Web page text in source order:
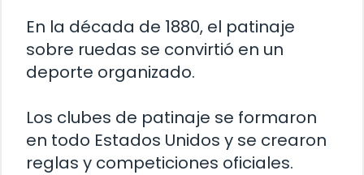
En la década de 1880, el patinaje
sobre ruedas se convirtió en un
deporte organizado.
Los clubes de patinaje se formaron
en todo Estados Unidos y se crearon
reglas y competiciones oficiales.